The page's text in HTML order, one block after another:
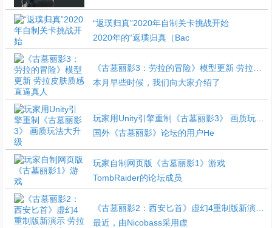
“返璞归真”2020年自制关卡挑战开始
2020年的“返璞归真（Bac
本月早些时候，我们向大家介绍了
国外《古墓丽影》论坛的用户He
玩家自制网页版《古墓丽影1》游戏
TombRaider的论坛成员
最近，由Nicobass采用虚